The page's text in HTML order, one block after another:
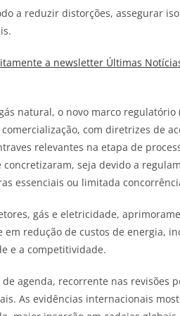
a reduzir distorções, assegurar
a newsletter Últimas
natural, o novo marco
com diretrizes de
relevantes na etapa de
concretizaram, seja devido a
essenciais ou limitada
gás e eletricidade,
em redução de custos de energia,
e a competitividade.
agenda, recorrente nas revisões
As evidências internacionais